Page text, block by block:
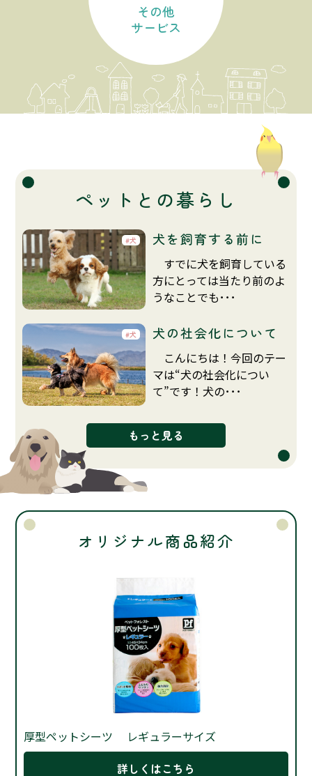
その他
サービス
ペットとの暮らし
犬 犬を飼育する前に
すでに犬を飼育している
方にとっては当たり前のよ
うなことでも･･･
犬 犬の社会化について
こんにちは！今回のテー
マは“犬の社会化につい
て”です！犬の･･･
もっと見る
オリジナル商品紹介
厚型ペットシーツ レギュラーサイズ
詳しくはこちら